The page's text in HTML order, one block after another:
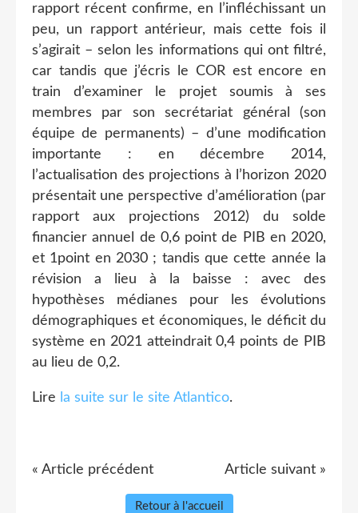
rapport récent confirme, en l’infléchissant un
peu, un rapport antérieur, mais cette fois il
s’agirait – selon les informations qui ont filtré,
car tandis que j’écris le COR est encore en
train d’examiner le projet soumis à ses
membres par son secrétariat général (son
équipe de permanents) – d’une modification
importante : en décembre 2014,
l’actualisation des projections à l’horizon 2020
présentait une perspective d’amélioration (par
rapport aux projections 2012) du solde
financier annuel de 0,6 point de PIB en 2020,
et 1point en 2030 ; tandis que cette année la
révision a lieu à la baisse : avec des
hypothèses médianes pour les évolutions
démographiques et économiques, le déficit du
système en 2021 atteindrait 0,4 points de PIB
au lieu de 0,2.
Lire la suite sur le site Atlantico.
« Article précédent Article suivant »
Retour à l'accueil